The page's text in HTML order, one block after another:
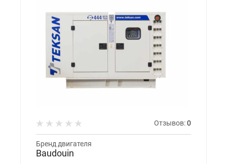
Отзывов:0
Бренд двигателя
Baudouin